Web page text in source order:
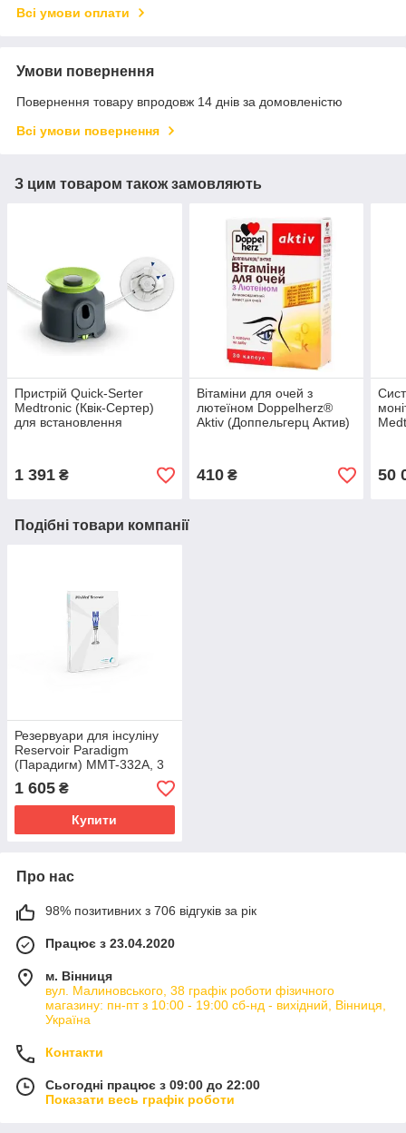
Всі умови оплати
Умови повернення
Повернення товару впродовж 14 днів за домовленістю
Всі умови повернення
З цим товаром також замовляють
Пристрій Quick-Serter
Medtronic (Квік-Сертер)
для встановлення
1 391 ₴
Вітаміни для очей з
лютеїном Doppelherz®
Aktiv (Доппельгерц Актив)
410₴ 50
Подібні товари компанії
Резервуари для інсуліну
Reservoir Paradigm
(Парадигм) MMT-332A, 3
1 605 ₴
Купити
Про нас
98% позитивних з 706 відгуків за рік
Працює з 23.04.2020
м. Вінниця
вул. Малиновського, 38 графік роботи фізичного
магазину: пн-пт з 10:00 - 19:00 сб-нд - вихідний, Вінниця,
Україна
Контакти
Сьогодні працює з 09:00 до 22:00
Показати весь графік роботи